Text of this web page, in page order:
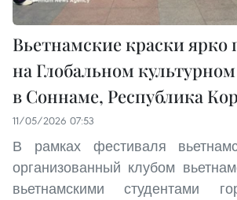
Вьетнамские краски ярко
на Глобальном
в Соннаме, Республика
11/05/2026 07:53
В рамках фестиваля
организованный клубом
вьетнамскими студентами